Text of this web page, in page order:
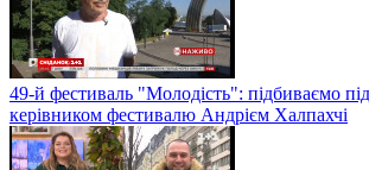
49-й фестиваль "Молодість": підбиваємо
керівником фестивалю Андрієм Халпахчі